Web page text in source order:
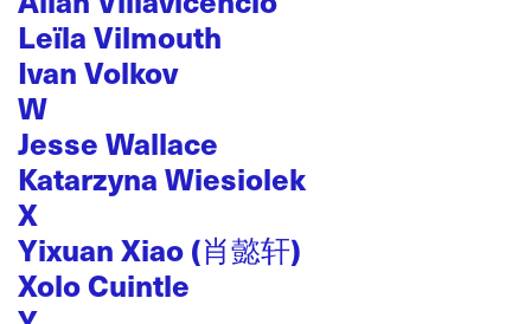
Leïla Vilmouth
Ivan Volkov
W
Jesse Wallace
Katarzyna Wiesiolek
X
Yixuan Xiao (肖懿轩)
Xolo Cuintle